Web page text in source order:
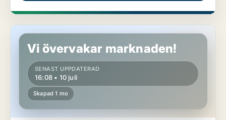
Industrilokal i Uppsala
Vi övervakar marknaden!
SENAST UPPDATERAD
16:08 • 10 juli
Skapad 1 mo